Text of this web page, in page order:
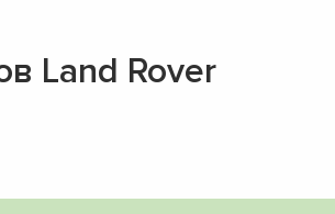
Land Rover